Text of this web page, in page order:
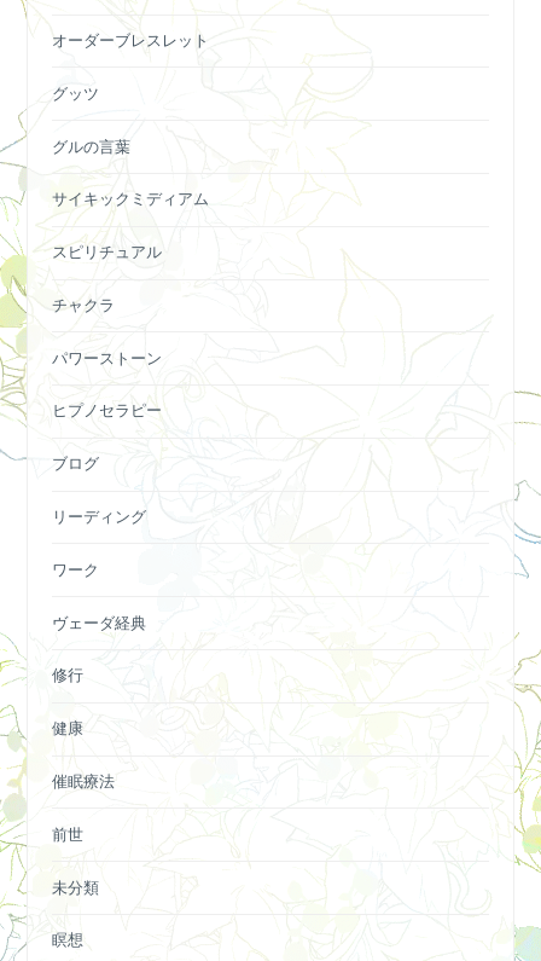
オーダーブレスレット
グッツ
グルの言葉
サイキックミディアム
スピリチュアル
チャクラ
パワーストーン
ヒプノセラピー
ブログ
リーディング
ワーク
ヴェーダ経典
修行
健康
催眠療法
前世
未分類
瞑想